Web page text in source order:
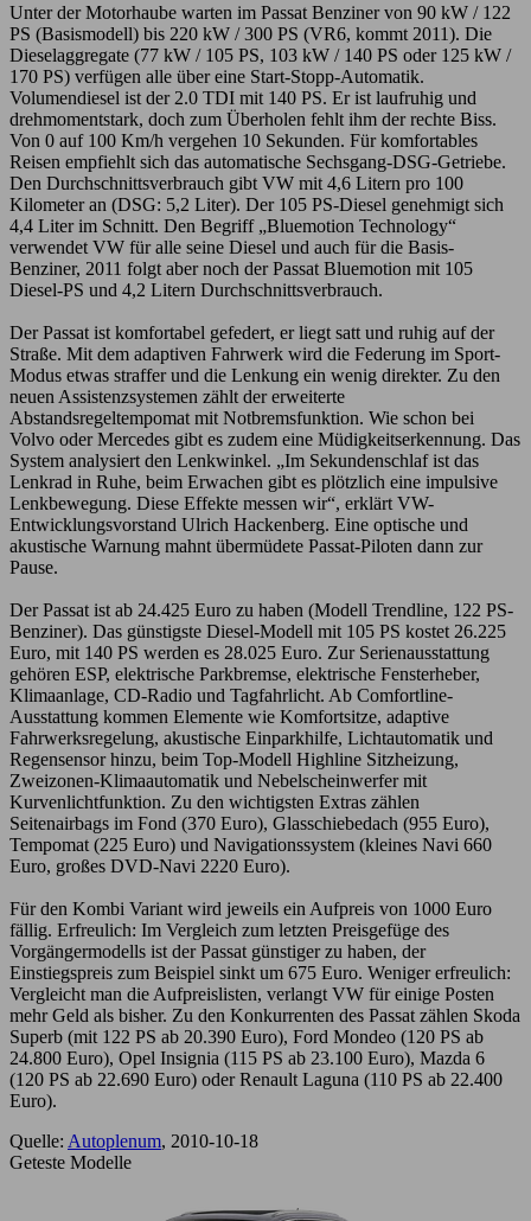
Unter der Motorhaube warten im Passat Benziner von 90 kW / 122
PS (Basismodell) bis 220 kW / 300 PS (VR6, kommt 2011). Die
Dieselaggregate (77 kW / 105 PS, 103 kW / 140 PS oder 125 kW /
170 PS) verfügen alle über eine Start-Stopp-Automatik.
Volumendiesel ist der 2.0 TDI mit 140 PS. Er ist laufruhig und
drehmomentstark, doch zum Überholen fehlt ihm der rechte Biss.
Von 0 auf 100 Km/h vergehen 10 Sekunden. Für komfortables
Reisen empfiehlt sich das automatische Sechsgang-DSG-Getriebe.
Den Durchschnittsverbrauch gibt VW mit 4,6 Litern pro 100
Kilometer an (DSG: 5,2 Liter). Der 105 PS-Diesel genehmigt sich
4,4 Liter im Schnitt. Den Begriff „Bluemotion Technology“
verwendet VW für alle seine Diesel und auch für die Basis-
Benziner, 2011 folgt aber noch der Passat Bluemotion mit 105
Diesel-PS und 4,2 Litern Durchschnittsverbrauch.
Der Passat ist komfortabel gefedert, er liegt satt und ruhig auf der
Straße. Mit dem adaptiven Fahrwerk wird die Federung im Sport-
Modus etwas straffer und die Lenkung ein wenig direkter. Zu den
neuen Assistenzsystemen zählt der erweiterte
Abstandsregeltempomat mit Notbremsfunktion. Wie schon bei
Volvo oder Mercedes gibt es zudem eine Müdigkeitserkennung. Das
System analysiert den Lenkwinkel. „Im Sekundenschlaf ist das
Lenkrad in Ruhe, beim Erwachen gibt es plötzlich eine impulsive
Lenkbewegung. Diese Effekte messen wir“, erklärt VW-
Entwicklungsvorstand Ulrich Hackenberg. Eine optische und
akustische Warnung mahnt übermüdete Passat-Piloten dann zur
Pause.
Der Passat ist ab 24.425 Euro zu haben (Modell Trendline, 122 PS-
Benziner). Das günstigste Diesel-Modell mit 105 PS kostet 26.225
Euro, mit 140 PS werden es 28.025 Euro. Zur Serienausstattung
gehören ESP, elektrische Parkbremse, elektrische Fensterheber,
Klimaanlage, CD-Radio und Tagfahrlicht. Ab Comfortline-
Ausstattung kommen Elemente wie Komfortsitze, adaptive
Fahrwerksregelung, akustische Einparkhilfe, Lichtautomatik und
Regensensor hinzu, beim Top-Modell Highline Sitzheizung,
Zweizonen-Klimaautomatik und Nebelscheinwerfer mit
Kurvenlichtfunktion. Zu den wichtigsten Extras zählen
Seitenairbags im Fond (370 Euro), Glasschiebedach (955 Euro),
Tempomat (225 Euro) und Navigationssystem (kleines Navi 660
Euro, großes DVD-Navi 2220 Euro).
Für den Kombi Variant wird jeweils ein Aufpreis von 1000 Euro
fällig. Erfreulich: Im Vergleich zum letzten Preisgefüge des
Vorgängermodells ist der Passat günstiger zu haben, der
Einstiegspreis zum Beispiel sinkt um 675 Euro. Weniger erfreulich:
Vergleicht man die Aufpreislisten, verlangt VW für einige Posten
mehr Geld als bisher. Zu den Konkurrenten des Passat zählen Skoda
Superb (mit 122 PS ab 20.390 Euro), Ford Mondeo (120 PS ab
24.800 Euro), Opel Insignia (115 PS ab 23.100 Euro), Mazda 6
(120 PS ab 22.690 Euro) oder Renault Laguna (110 PS ab 22.400
Euro).
Quelle: Autoplenum, 2010-10-18
Geteste Modelle